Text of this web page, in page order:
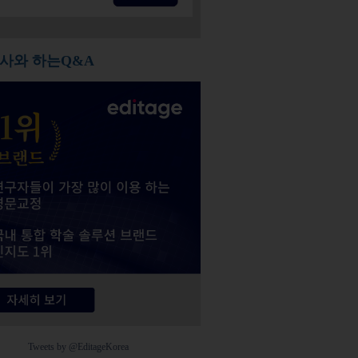
와 하는Q&A
Tweets by @EditageKorea